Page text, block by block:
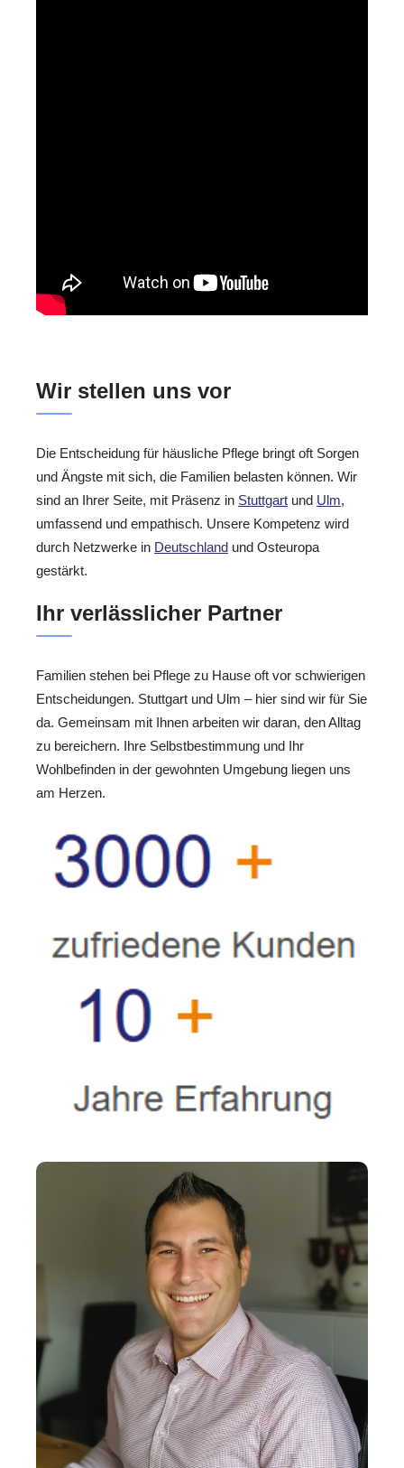
Wir stellen uns vor
Die Entscheidung für häusliche Pflege bringt oft Sorgen
und Ängste mit sich, die Familien belasten können. Wir
sind an Ihrer Seite, mit Präsenz in Stuttgart und Ulm,
umfassend und empathisch. Unsere Kompetenz wird
durch Netzwerke in Deutschland und Osteuropa
gestärkt.
Ihr verlässlicher Partner
Familien stehen bei Pflege zu Hause oft vor schwierigen
Entscheidungen. Stuttgart und Ulm – hier sind wir für Sie
da. Gemeinsam mit Ihnen arbeiten wir daran, den Alltag
zu bereichern. Ihre Selbstbestimmung und Ihr
Wohlbefinden in der gewohnten Umgebung liegen uns
am Herzen.